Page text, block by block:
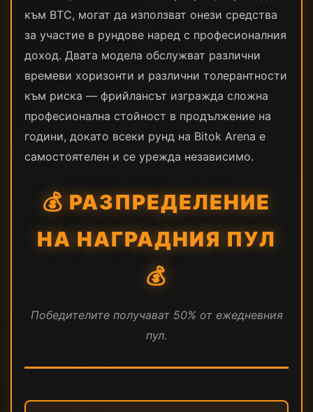
към BTC, могат да използват онези средства
за участие в рундове наред с професионалния
доход. Двата модела обслужват различни
времеви хоризонти и различни толерантности
към риска — фрийлансът изгражда сложна
професионална стойност в продължение на
години, докато всеки рунд на Bitok Arena е
самостоятелен и се урежда независимо.
💰 РАЗПРЕДЕЛЕНИЕ
НА НАГРАДНИЯ ПУЛ
💰
Победителите получават 50% от ежедневния
пул.